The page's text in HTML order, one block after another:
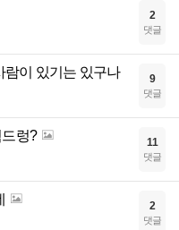
2
댓글
람이 있기는 있구나 9
댓글
렁? 11
댓글
2
댓글